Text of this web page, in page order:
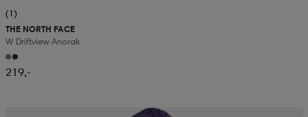
(1)
THE NORTH FACE
W Driftview Anorak
219,-